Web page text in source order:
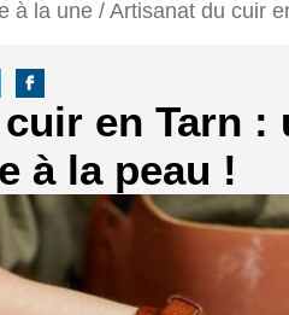
à la une / Artisanat du cuir
en Tarn :
à la peau !